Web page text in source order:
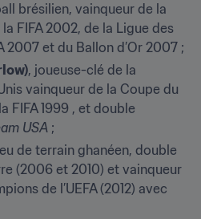
brésilien, vainqueur de la
FIFA 2002, de la Ligue des
2007 et du Ballon d’Or 2007 ;
, joueuse-clé de la
vainqueur de la Coupe du
FIFA 1999 , et double
USA ;
de terrain ghanéen, double
(2006 et 2010) et vainqueur
de l’UEFA (2012) avec